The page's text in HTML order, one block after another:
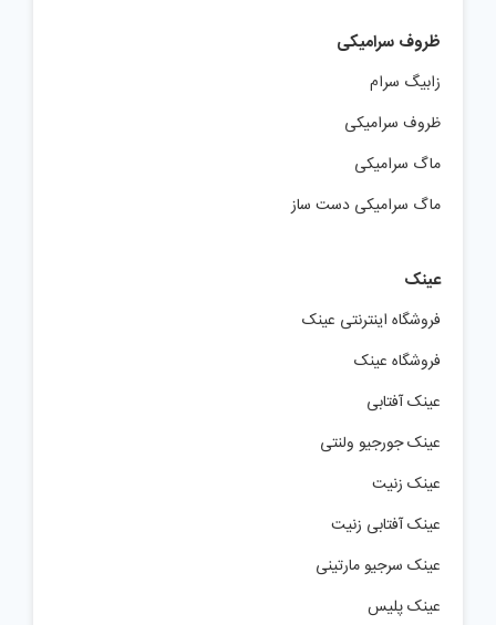
ظروف سرامیکی
زابیگ سرام
ظروف سرامیکی
ماگ سرامیکی
ماگ سرامیکی دست ساز
عینک
فروشگاه اینترنتی عینک
فروشگاه عینک
عینک آفتابی
عینک جورجیو ولنتی
عینک زنیت
عینک آفتابی زنیت
عینک سرجیو مارتینی
عینک پلیس